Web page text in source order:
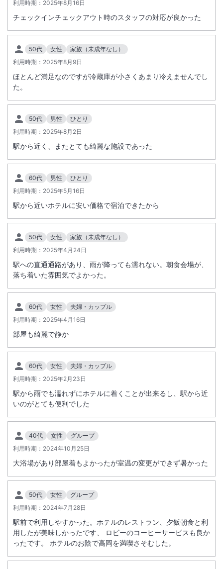
利用時期： 2025年8月16日
チェックインチェックアウト時のスタッフの対応が良かった
50代 女性
家族（未成年なし）
利用時期： 2025年8月9日
ほとんど満足なのですが冷蔵庫が小さくあまり冷えませんでし
た。
50代 男性
ひとり
利用時期： 2025年8月2日
駅から近く、またとても綺麗な施設であった
60代 男性
ひとり
利用時期： 2025年5月16日
駅から近いホテルに安い価格で宿泊できたから
50代 女性
家族（未成年なし）
利用時期： 2025年4月24日
駅への直通通路があり、雨が降っても濡れない。朝食会場が、
落ち着いた雰囲気でよかった。
60代 女性
夫婦・カップル
利用時期： 2025年4月16日
部屋も綺麗で静か
60代 女性
夫婦・カップル
利用時期： 2025年2月23日
駅から雨でも濡れずにホテルに着くことが出来るし、駅から近
いのがとても便利でした
40代 女性
グループ
利用時期： 2024年10月25日
大浴場があり部屋着もよかったが室温の変更ができず暑かった
50代 女性
グループ
利用時期： 2024年7月28日
駅前で利用しやすかった。ホテルのレストラン、夕飯朝食と利
用したが美味しかったです、 ロビーのコーヒーサービスも良か
ったです。 ホテルのお陰で高岡を満喫さそむした。